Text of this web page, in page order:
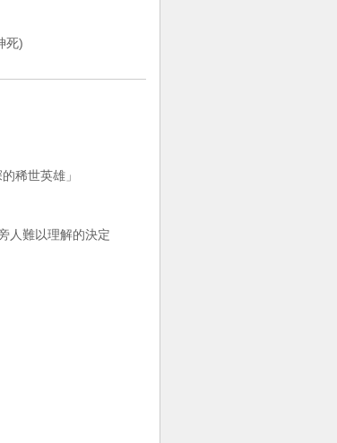
死)
稀世英雄」
人難以理解的決定